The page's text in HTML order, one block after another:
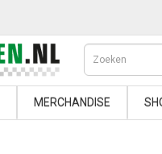
MERCHANDISE